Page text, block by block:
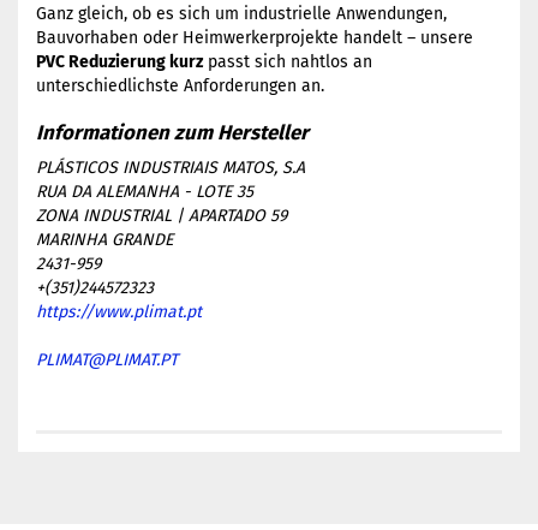
Ganz gleich, ob es sich um industrielle Anwendungen,
Bauvorhaben oder Heimwerkerprojekte handelt – unsere
PVC Reduzierung kurzpasst sich nahtlos an
unterschiedlichste Anforderungen an.
PLÁSTICOS INDUSTRIAIS MATOS, S.A
RUA DA ALEMANHA - LOTE 35
ZONA INDUSTRIAL | APARTADO 59
MARINHA GRANDE
2431-959
+(351)244572323
https://www.plimat.pt
PLIMAT@PLIMAT.PT